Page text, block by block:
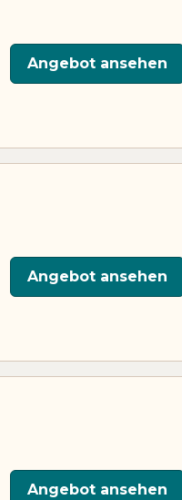
Angebot ansehen
Angebot ansehen
Angebot ansehen